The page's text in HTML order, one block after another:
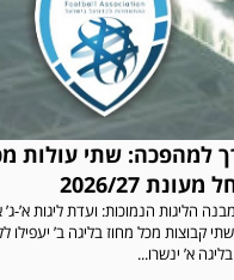
למהפכה: שתי עולות
2026/27
הליגות הנמוכות: ועדת ליגות א’-
קבוצות מכל מחוז בליגה ב’ יעפילו
א’ ינשרו...